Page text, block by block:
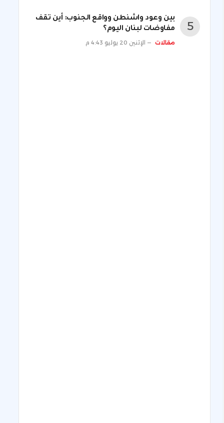
بين وعود واشنطن وواقع الجنوب: أين تقف
مفاوضات لبنان اليوم؟
مقالات الإثنين 20 يوليو 4:43 م